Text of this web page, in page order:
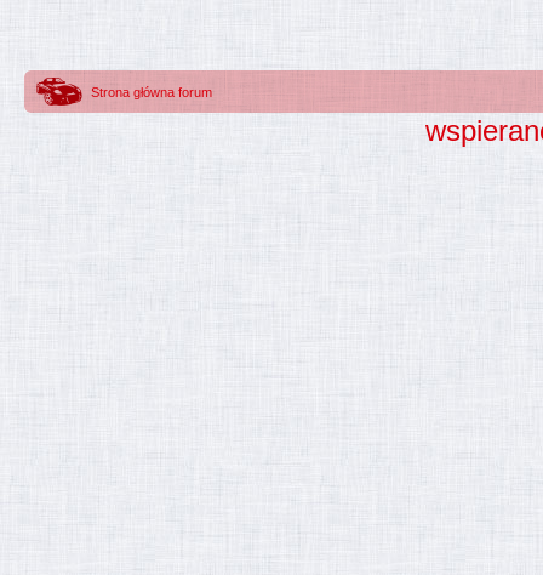
Strona główna forum